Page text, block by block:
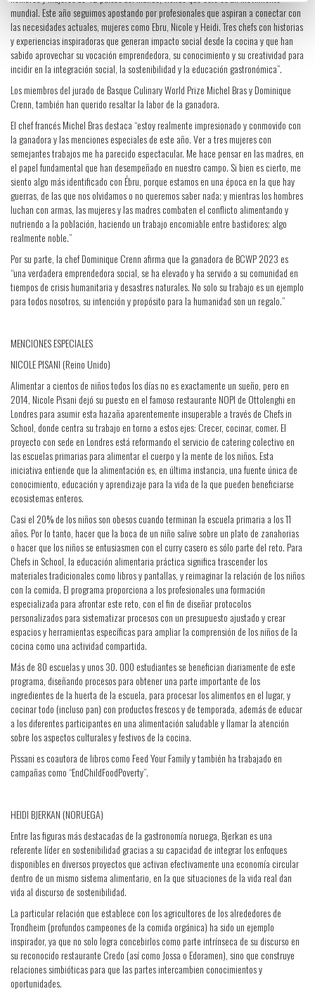
mundial. Este año seguimos apostando por profesionales que aspiran a conectar con
las necesidades actuales, mujeres como Ebru, Nicole y Heidi. Tres chefs con historias
y experiencias inspiradoras que generan impacto social desde la cocina y que han
sabido aprovechar su vocación emprendedora, su conocimiento y su creatividad para
incidir en la integración social, la sostenibilidad y la educación gastronómica”.
Los miembros del jurado de Basque Culinary World Prize Michel Bras y Dominique
Crenn, también han querido resaltar la labor de la ganadora.
El chef francés Michel Bras destaca “estoy realmente impresionado y conmovido con
la ganadora y las menciones especiales de este año. Ver a tres mujeres con
semejantes trabajos me ha parecido espectacular. Me hace pensar en las madres, en
el papel fundamental que han desempeñado en nuestro campo. Si bien es cierto, me
siento algo más identificado con Ébru, porque estamos en una época en la que hay
guerras, de las que nos olvidamos o no queremos saber nada; y mientras los hombres
luchan con armas, las mujeres y las madres combaten el conflicto alimentando y
nutriendo a la población, haciendo un trabajo encomiable entre bastidores; algo
realmente noble.”
Por su parte, la chef Dominique Crenn afirma que la ganadora de BCWP 2023 es
“una verdadera emprendedora social, se ha elevado y ha servido a su comunidad en
tiempos de crisis humanitaria y desastres naturales. No solo su trabajo es un ejemplo
para todos nosotros, su intención y propósito para la humanidad son un regalo.”
MENCIONES ESPECIALES
NICOLE PISANI (Reino Unido)
Alimentar a cientos de niños todos los días no es exactamente un sueño, pero en
2014, Nicole Pisani dejó su puesto en el famoso restaurante NOPI de Ottolenghi en
Londres para asumir esta hazaña aparentemente insuperable a través de Chefs in
School, donde centra su trabajo en torno a estos ejes: Crecer, cocinar, comer. El
proyecto con sede en Londres está reformando el servicio de catering colectivo en
las escuelas primarias para alimentar el cuerpo y la mente de los niños. Esta
iniciativa entiende que la alimentación es, en última instancia, una fuente única de
conocimiento, educación y aprendizaje para la vida de la que pueden beneficiarse
ecosistemas enteros.
Casi el 20% de los niños son obesos cuando terminan la escuela primaria a los 11
años. Por lo tanto, hacer que la boca de un niño salive sobre un plato de zanahorias
o hacer que los niños se entusiasmen con el curry casero es sólo parte del reto. Para
Chefs in School, la educación alimentaria práctica significa trascender los
materiales tradicionales como libros y pantallas, y reimaginar la relación de los niños
con la comida. El programa proporciona a los profesionales una formación
especializada para afrontar este reto, con el fin de diseñar protocolos
personalizados para sistematizar procesos con un presupuesto ajustado y crear
espacios y herramientas específicas para ampliar la comprensión de los niños de la
cocina como una actividad compartida.
Más de 80 escuelas y unos 30. 000 estudiantes se benefician diariamente de este
programa, diseñando procesos para obtener una parte importante de los
ingredientes de la huerta de la escuela, para procesar los alimentos en el lugar, y
cocinar todo (incluso pan) con productos frescos y de temporada, además de educar
a los diferentes participantes en una alimentación saludable y llamar la atención
sobre los aspectos culturales y festivos de la cocina.
Pissani es coautora de libros como Feed Your Family y también ha trabajado en
campañas como “EndChildFoodPoverty”.
HEIDI BJERKAN (NORUEGA)
Entre las figuras más destacadas de la gastronomía noruega, Bjerkan es una
referente líder en sostenibilidad gracias a su capacidad de integrar los enfoques
disponibles en diversos proyectos que activan efectivamente una economía circular
dentro de un mismo sistema alimentario, en la que situaciones de la vida real dan
vida al discurso de sostenibilidad.
La particular relación que establece con los agricultores de los alrededores de
Trondheim (profundos campeones de la comida orgánica) ha sido un ejemplo
inspirador, ya que no solo logra concebirlos como parte intrínseca de su discurso en
su reconocido restaurante Credo (así como Jossa o Edoramen), sino que construye
relaciones simbióticas para que las partes intercambien conocimientos y
oportunidades.